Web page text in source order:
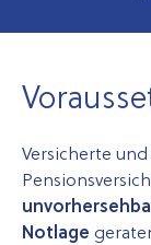
Versicherte
Notlage